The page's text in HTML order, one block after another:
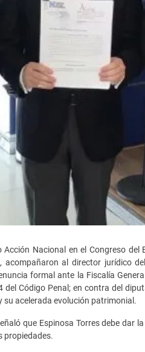
Nacional en el Congreso del
acompañaron al director jurídico
formal ante la Fiscalía
Código Penal; en contra del
su acelerada evolución patrimonial.
que Espinosa Torres debe dar
propiedades.